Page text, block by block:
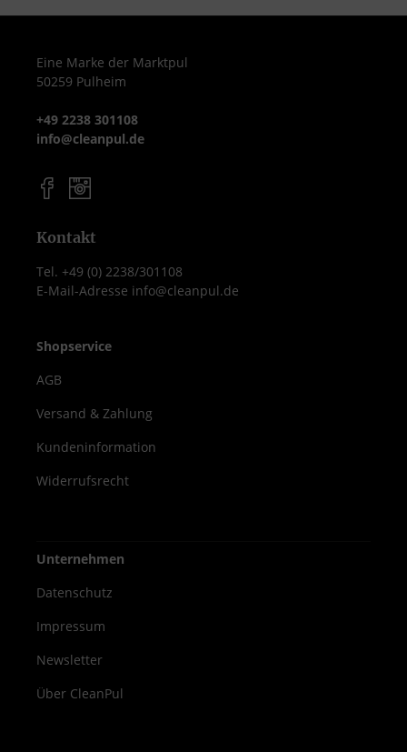
Eine Marke der Marktpul
50259 Pulheim
+49 2238 301108
info@cleanpul.de
Kontakt
Tel. +49 (0) 2238/301108
E-Mail-Adresse info@cleanpul.de
Shopservice
AGB
Versand & Zahlung
Kundeninformation
Widerrufsrecht
Unternehmen
Datenschutz
Impressum
Newsletter
Über CleanPul